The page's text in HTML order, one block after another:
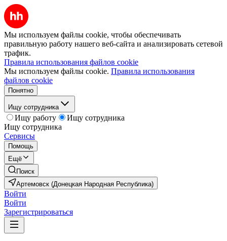
Мы используем файлы cookie, чтобы обеспечивать
правильную работу нашего веб-сайта и анализировать сетевой
трафик.
Правила использования файлов cookie
Мы используем файлы cookie. Правила использования
файлов cookie
Понятно
Ищу сотрудника
Ищу работу
Ищу сотрудника
Ищу сотрудника
Сервисы
Помощь
Ещё
Поиск
Артемовск (Донецкая Народная Республика)
Войти
Войти
Зарегистрироваться